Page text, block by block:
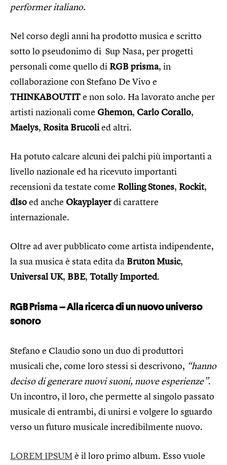
performer italiano.
Nel corso degli anni ha prodotto musica e scritto
sotto lo pseudonimo di Sup Nasa, per progetti
personali come quello diRGB prisma, in
collaborazione con Stefano De Vivo e
THINKABOUTITe non solo. Ha lavorato anche per
artisti nazionali come Ghemon, Carlo Corallo,
Maelys, Rosita Brucolied altri.
Ha potuto calcare alcuni dei palchi più importanti a
livello nazionale ed ha ricevuto importanti
recensioni da testate come Rolling Stones, Rockit,
dlsoed anche Okayplayerdi carattere
internazionale.
Oltre ad aver pubblicato come artista indipendente,
la sua musica è stata edita daBruton Music,
Universal UK, BBE, Totally Imported.
RGB Prisma – Alla ricerca di un nuovo universo
sonoro
Stefano e Claudio sono un duo di produttori
musicali che, come loro stessi si descrivono, “hanno
deciso di generare nuovi suoni, nuove esperienze”.
Un incontro, il loro, che permette al singolo passato
musicale di entrambi, di unirsi e volgere lo sguardo
verso un futuro musicale incredibilmente nuovo.
LOREM IPSUMè il loro primo album. Esso vuole